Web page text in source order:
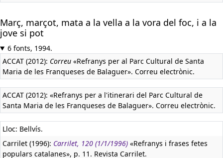
Març, marçot, mata a la vella a la vora del foc, i a la
jove si pot
6 fonts, 1994.
ACCAT (2012): Correu «Refranys per al Parc Cultural de Santa
Maria de les Franqueses de Balaguer». Correu electrònic.
ACCAT (2012): «Refranys per a l'itinerari del Parc Cultural de
Santa Maria de les Franqueses de Balaguer». Correu electrònic.
Lloc: Bellvís.
Carrilet (1996): Carrilet, 120 (1/1/1996) «Refranys i frases fetes
populars catalanes», p. 11. Revista Carrilet.